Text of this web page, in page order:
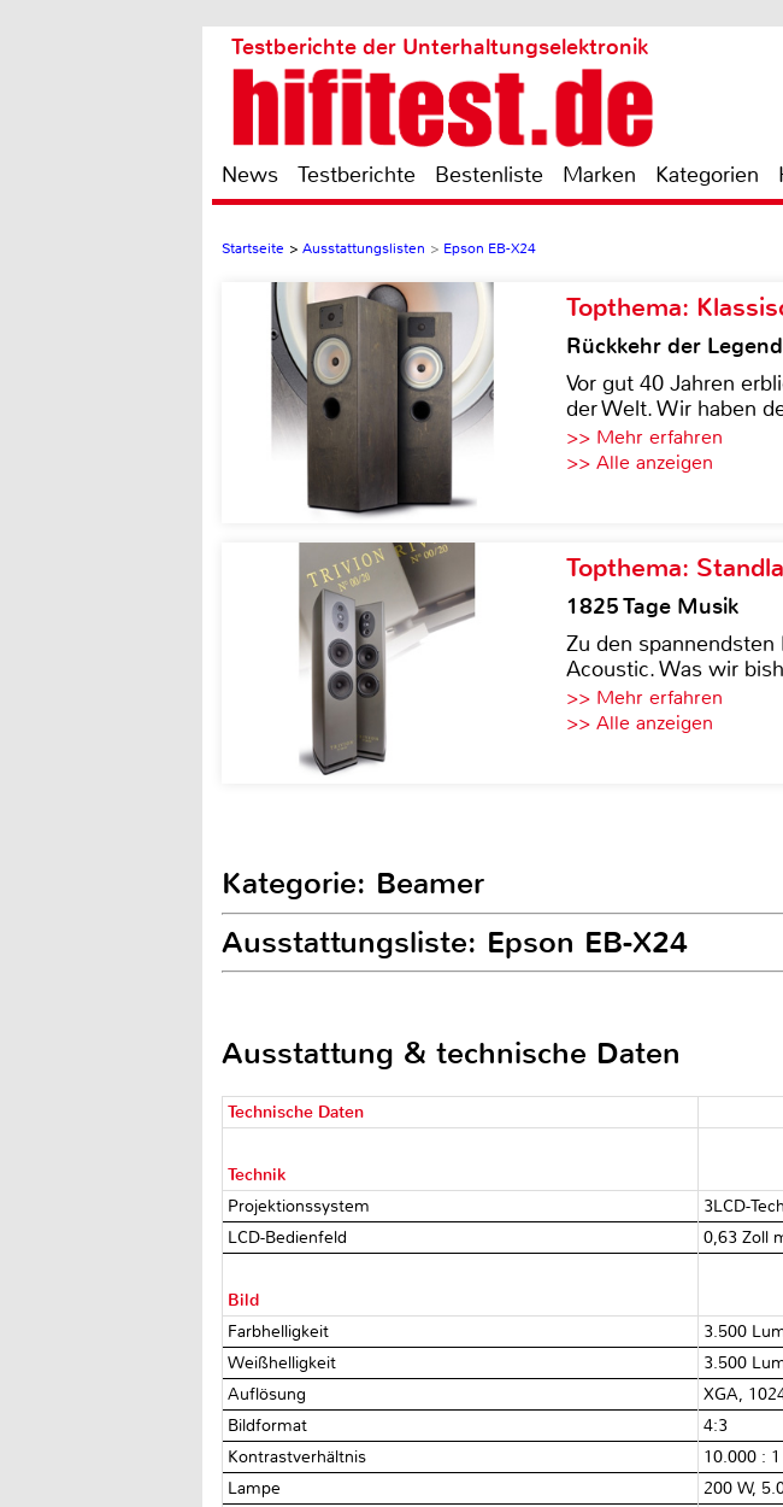
Testberichte der Unterhaltungselektronik
News Testberichte Bestenliste Marken Kategorien
Startseite > Ausstattungslisten > Epson EB-X24
Topthema:
Rückkehr der
Vor gut 40 Jahren
der Welt. Wir haben
>> Mehr erfahren
>> Alle anzeigen
Topthema:
1825 Tage Musik
Zu den
Acoustic. Was wir
>> Mehr erfahren
>> Alle anzeigen
Kategorie: Beamer
Ausstattungsliste: Epson EB-X24
Ausstattung & technische Daten
Technische Daten
Technik
Projektionssystem
3LCD-
LCD-Bedienfeld
0,63 Zoll
Bild
Farbhelligkeit
3.500
Weißhelligkeit
3.500
Auflösung
XGA,
Bildformat
4:3
Kontrastverhältnis
10.000 : 1
Lampe
200 W,